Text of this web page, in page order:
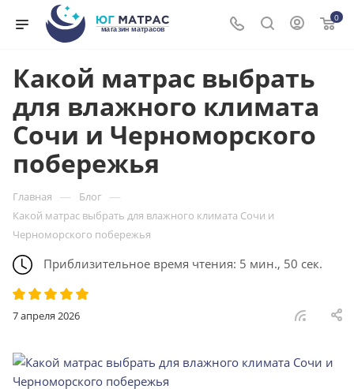
0
Какой матрас выбрать
для влажного климата
Сочи и Черноморского
побережья
Главная — Блог —
Какой матрас выбрать для влажного климата Сочи и
Черноморского побережья
Приблизительное время чтения: 5 мин., 50 сек.
7 апреля 2026